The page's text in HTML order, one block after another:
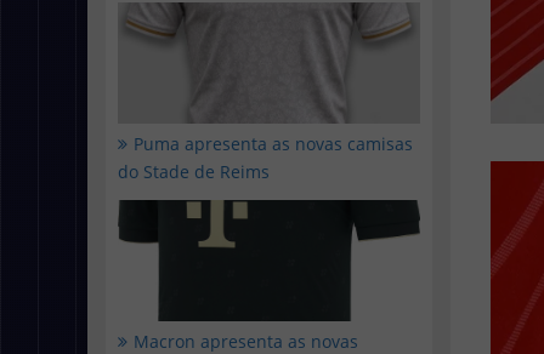
Puma apresenta as novas camisas
do Stade de Reims
Macron apresenta as novas